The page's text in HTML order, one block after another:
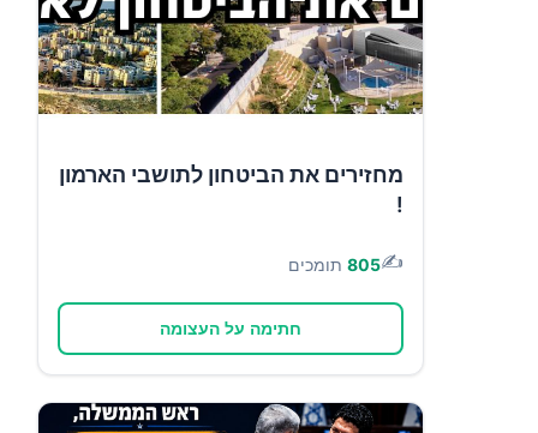
מחזירים את הביטחון לתושבי הארמון
!
✍️
805 תומכים
חתימה על העצומה